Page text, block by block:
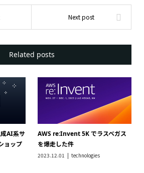
Related posts
AI系サ
ョップ
AWS re:Invent 5K でラスベガス
を爆走した件
2023.12.01 technologies